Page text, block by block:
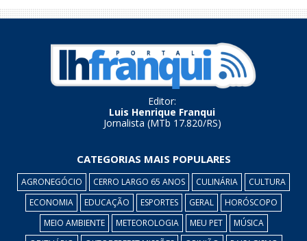
Editor:
Luis Henrique Franqui
Jornalista (MTb 17.820/RS)
CATEGORIAS MAIS POPULARES
AGRONEGÓCIO CERRO LARGO 65 ANOS CULINÁRIA
CULTURA
ECONOMIA
EDUCAÇÃO ESPORTES GERAL
HORÓSCOPO
MEIO AMBIENTE
METEOROLOGIA MEU PET
MÚSICA